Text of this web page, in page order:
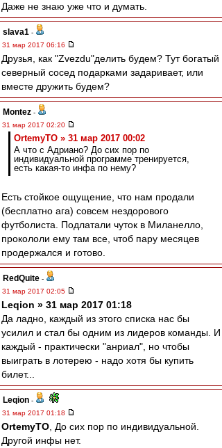
Даже не знаю уже что и думать.
slava1 -
31 мар 2017 06:16
Друзья, как "Zvezdu"делить будем? Тут богатый
северный сосед подарками задаривает, или
вместе дружить будем?
Montez -
31 мар 2017 02:20
OrtemyTO » 31 мар 2017 00:02
А что с Адриано? До сих пор по
индивидуальной программе тренируется,
есть какая-то инфа по нему?
Есть стойкое ощущение, что нам продали
(бесплатно ага) совсем нездорового
футболиста. Подлатали чуток в Миланелло,
прокололи ему там все, чтоб пару месяцев
продержался и готово.
RedQuite -
31 мар 2017 02:05
Leqion » 31 мар 2017 01:18
Да ладно, каждый из этого списка нас бы
усилил и стал бы одним из лидеров команды. И
каждый - практически "анриал", но чтобы
выиграть в лотерею - надо хотя бы купить
билет...
Leqion -
31 мар 2017 01:18
OrtemyTO , До сих пор по индивидуальной.
Другой инфы нет.